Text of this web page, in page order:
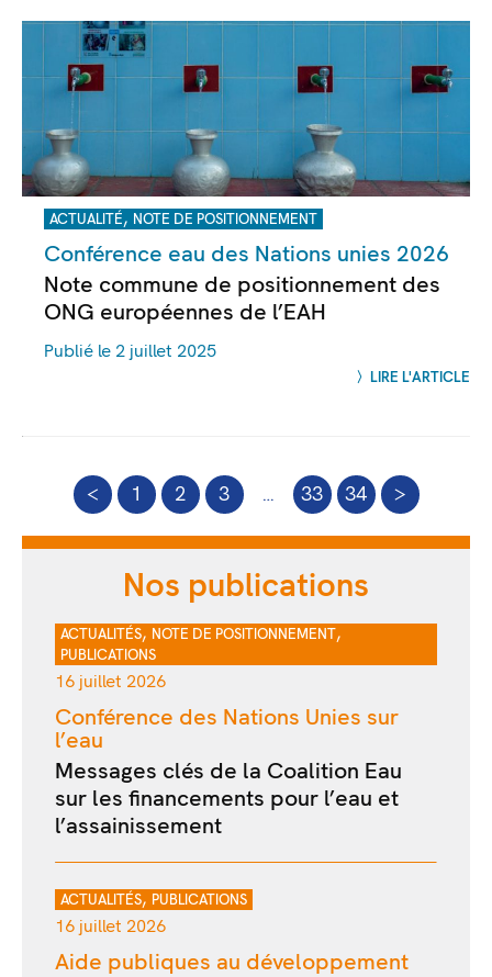
ACTUALITÉ, NOTE DE POSITIONNEMENT
Conférence eau des Nations unies 2026
Note commune de positionnement des
ONG européennes de l’EAH
Publié le 2 juillet 2025
LIRE L'ARTICLE
< 1 2 3 … 33 34 >
Nos publications
ACTUALITÉS, NOTE DE POSITIONNEMENT,
PUBLICATIONS
16 juillet 2026
Conférence des Nations Unies sur
l’eau
Messages clés de la Coalition Eau
sur les financements pour l’eau et
l’assainissement
ACTUALITÉS, PUBLICATIONS
16 juillet 2026
Aide publiques au développement